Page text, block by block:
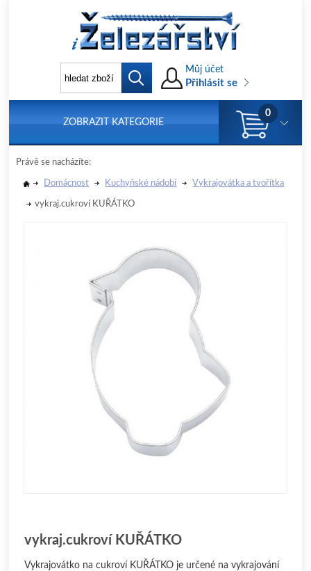
Můj účet
Přihlásit se
ZOBRAZIT KATEGORIE
0
Právě se nacházíte:
Domácnost Kuchyňské nádobí Vykrajovátka a tvořítka
vykraj.cukroví KUŘÁTKO
vykraj.cukroví KUŘÁTKO
Vykrajovátko na cukroví KUŘÁTKO je určené na vykrajování